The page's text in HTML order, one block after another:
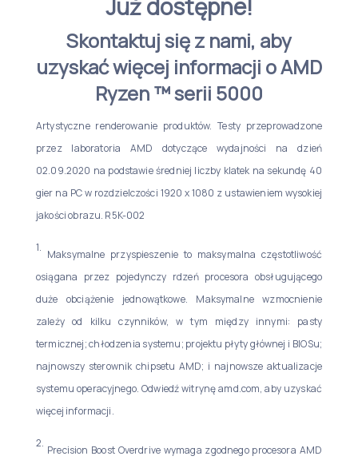
Już dostępne!
Skontaktuj się z nami, aby
uzyskać więcej informacji o AMD
Ryzen ™ serii 5000
Artystyczne renderowanie produktów. Testy przeprowadzone
przez laboratoria AMD dotyczące wydajności na dzień
02.09.2020 na podstawie średniej liczby klatek na sekundę 40
gier na PC w rozdzielczości 1920 x 1080 z ustawieniem wysokiej
jakości obrazu. R5K-002
1.
Maksymalne przyspieszenie to maksymalna częstotliwość
osiągana przez pojedynczy rdzeń procesora obsługującego
duże obciążenie jednowątkowe. Maksymalne wzmocnienie
zależy od kilku czynników, w tym między innymi: pasty
termicznej; chłodzenia systemu; projektu płyty głównej i BIOSu;
najnowszy sterownik chipsetu AMD; i najnowsze aktualizacje
systemu operacyjnego. Odwiedź witrynę amd.com, aby uzyskać
więcej informacji.
2.
Precision Boost Overdrive wymaga zgodnego procesora AMD